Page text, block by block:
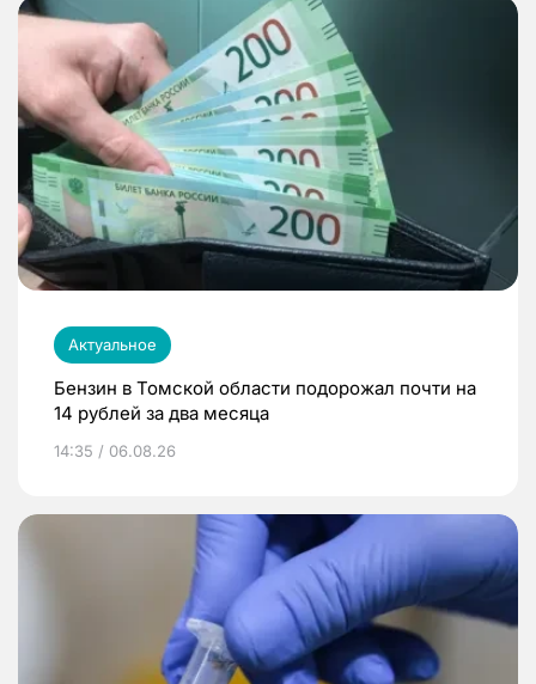
Актуальное
Бензин в Томской области подорожал почти на
14 рублей за два месяца
14:35 / 06.08.26